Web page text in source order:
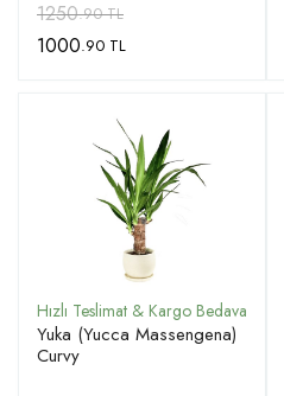
1250.90 TL
1000.90 TL
Yuka (Yucca Massengena)
Curvy